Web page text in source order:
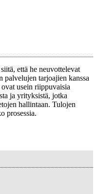
että he neuvottelevat
palvelujen tarjoajien kanssa
usein riippuvaisia
ja yrityksistä, jotka
hallintaan. Tulojen
prosessia.